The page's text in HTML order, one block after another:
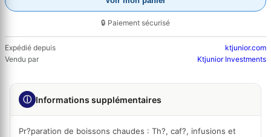
🔒 Paiement sécurisé
Expédié depuis
ktjunior.com
Vendu par
Ktjunior Investments
ⓘ Informations supplémentaires
Pr?paration de boissons chaudes : Th?, caf?, infusions et